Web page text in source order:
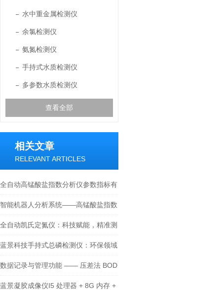
水中重金属检测仪
余氯检测仪
氨氮检测仪
手持式水质检测仪
多参数水质检测仪
查看全部
相关文章
RELEVANT ARTICLES
全自动高锰酸盐指数分析仪参数指标有
哪些
智能机器人分析系统——高锰酸盐指数
分析仪
全自动凯氏定氮仪：科技赋能，精准测
定氮与蛋白
蓝景科技手持式总磷检测仪：环保领域
的得力助手
数据记录与管理功能 —— 压差法 BOD
测定仪的信息化优势
蓝景凝胶成像仪I5 处理器 + 8G 内存 +